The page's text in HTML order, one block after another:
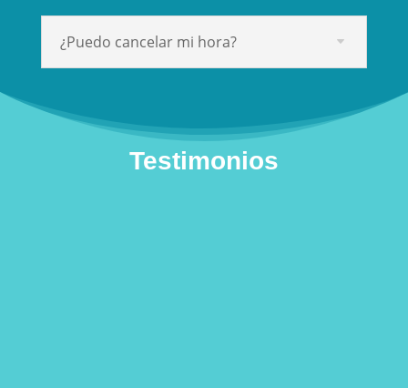
¿Puedo cancelar mi hora?
Testimonios